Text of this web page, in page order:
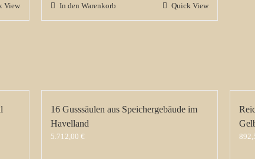
View In den Warenkorb Quick View
16 Gusssäulen aus Speichergebäude im
Havelland
5.712,00 €